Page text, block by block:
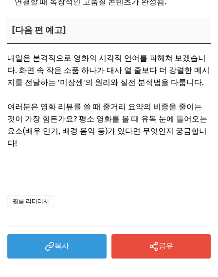
[다음 편 예고]
내일은 본격적으로 영화의 시각적 언어를 파헤쳐 보겠습니
다. 화면 속 작은 소품 하나가 대사 열 줄보다 더 강렬한 메시
지를 전달하는 '미장센'의 원리와 실전 분석법을 다룹니다.
여러분은 영화 리뷰를 쓸 때 줄거리 요약의 비중을 줄이는
것이 가장 힘든가요? 평소 영화를 볼 때 유독 눈에 들어오는
요소(배우 연기, 배경 음악 등)가 있다면 무엇인지 궁금합니
다!
필름 리터러시
복사 공유